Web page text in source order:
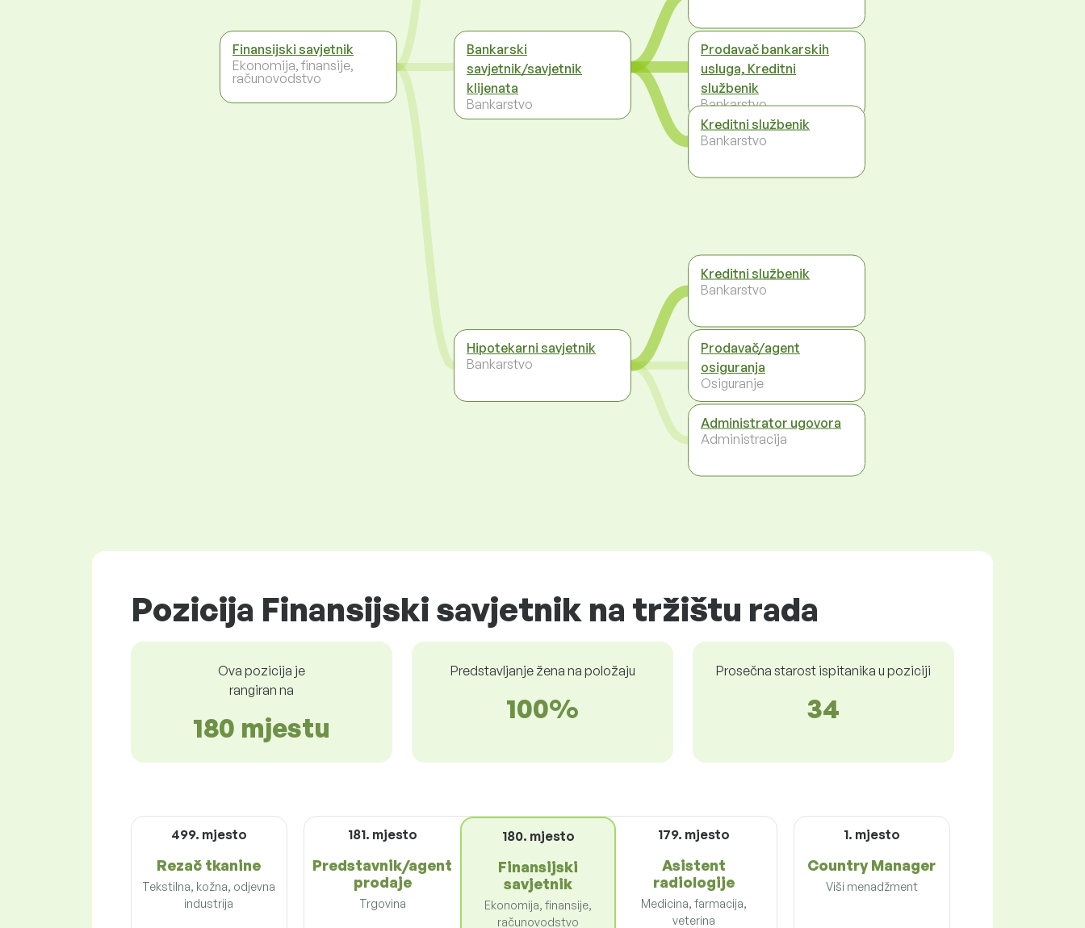
Finansijski savjetnik
Ekonomija, finansije,
računovodstvo
Bankarski
savjetnik/savjetnik
klijenata
Bankarstvo
Hipotekarni savjetnik
Bankarstvo
Prodavač bankarskih
usluga, Kreditni
službenik
Bankarstvo
Kreditni službenik
Bankarstvo
Kreditni službenik
Bankarstvo
Prodavač/agent
osiguranja
Osiguranje
Administrator ugovora
Administracija
Pozicija Finansijski savjetnik na tržištu rada
Ova pozicija je
rangiran na
180 mjestu
Predstavljanje žena na položaju
100%
Prosečna starost ispitanika u poziciji
34
499. mjesto
Rezač tkanine
Tekstilna, kožna, odjevna
industrija
181. mjesto
Predstavnik/agent
prodaje
Trgovina
180. mjesto
Finansijski
savjetnik
Ekonomija, finansije,
računovodstvo
179. mjesto
Asistent
radiologije
Medicina, farmacija,
veterina
1. mjesto
Country Manager
Viši menadžment